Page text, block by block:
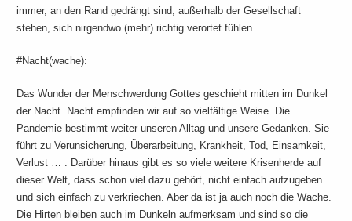
immer, an den Rand gedrängt sind, außerhalb der Gesellschaft
stehen, sich nirgendwo (mehr) richtig verortet fühlen.
#Nacht(wache):
Das Wunder der Menschwerdung Gottes geschieht mitten im Dunkel
der Nacht. Nacht empfinden wir auf so vielfältige Weise. Die
Pandemie bestimmt weiter unseren Alltag und unsere Gedanken. Sie
führt zu Verunsicherung, Überarbeitung, Krankheit, Tod, Einsamkeit,
Verlust … . Darüber hinaus gibt es so viele weitere Krisenherde auf
dieser Welt, dass schon viel dazu gehört, nicht einfach aufzugeben
und sich einfach zu verkriechen. Aber da ist ja auch noch die Wache.
Die Hirten bleiben auch im Dunkeln aufmerksam und sind so die